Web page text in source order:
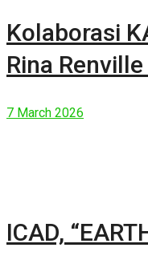
Kolaborasi
Rina
7 March 2026
ICAD,